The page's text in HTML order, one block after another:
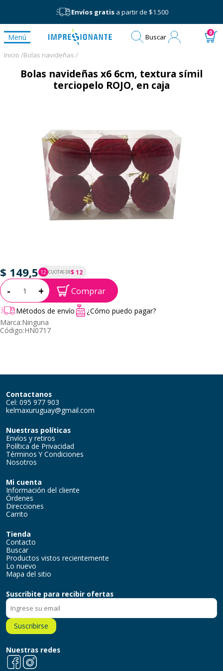
Envíos gratisa partir de $1.500
Menú Buscar 0
Inicio /Bolas navideñas /
Bolas navideñas x6 6cm, textura símil
terciopelo ROJO, en caja
$ 149,5 12 CUOTAS DE$ 12
P.T.F. $ 150
Cantidad:
- + Comprar
Métodos de envío
¿Cómo puedo pagar?
Marca:Ninguna
Código:HN0717
Contactanos
Cel: 095 977 903
kelmaxuruguay@gmail.com
Nuestras políticas
Envíos y retiros
Política de Privacidad
Términos Y Condiciones
Nosotros
Mi cuenta
Información del cliente
Órdenes
Direcciones
Carrito
Tienda
Contacto
Buscar
Productos vistos recientemente
Lo nuevo
Mapa del sitio
Suscribite para recibir ofertas
Suscribirse
Nuestras redes
FacebookInstagram